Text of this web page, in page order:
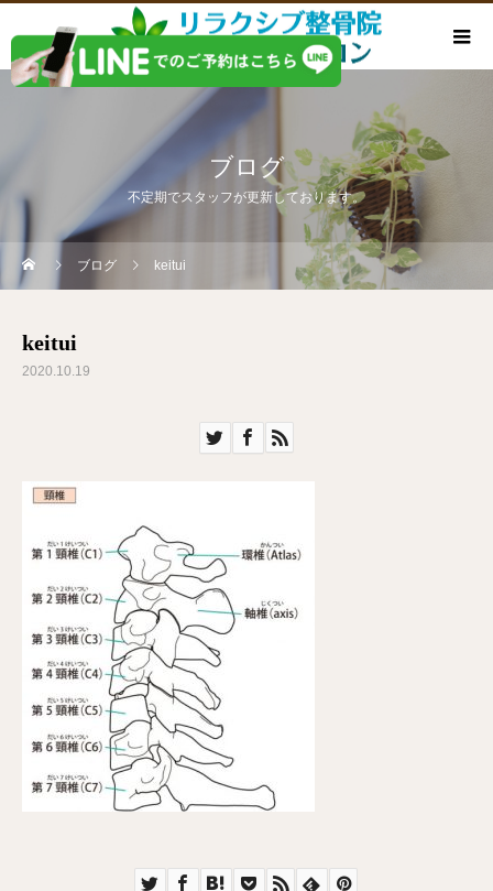
ブログ
不定期でスタッフが更新しております。
ブログ keitui
keitui
2020.10.19